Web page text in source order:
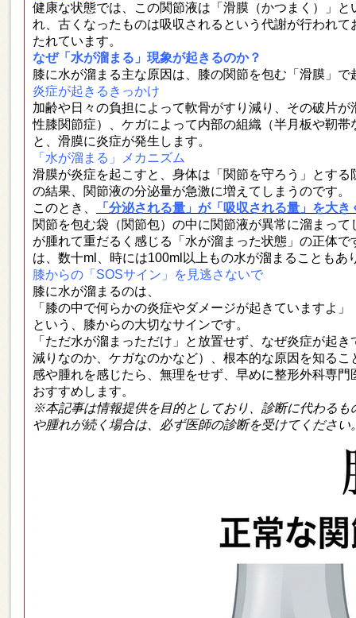
健康な状態では、この関節液は「滑膜（かつまく）」と
れ、古くなったものは吸収されるという代謝が行われて
たれています。
なぜ「水が溜まる」現象が起きるのか？
膝に水が溜まる主な原因は、膝の関節を包む「滑膜」で
炎症が起きるきっかけ
加齢や日々の負担によって軟骨がすり減り、その破片
性膝関節症）、ケガによって内部の組織（半月板や靭帯
と、滑膜に炎症が発生します。
「水が溜まる」メカニズム
滑膜が炎症を起こすと、身体は「関節を守ろう」とする
の結果、関節液の分泌量が急激に増えてしまうのです。
このとき、
「分泌される量」が「吸収される量」を大
関節を包む袋（関節包）の中に関節液が異常に溜まっ
が腫れて重だるく感じる「水が溜まった状態」の正体で
は、数十ml、時には100ml以上もの水が溜まることもあ
膝からの「SOSサイン」を見逃さないで
膝に水が溜まるのは、
「膝の中で何らかの炎症やダメージが起きていますよ」
という、膝からの大切なサインです。
「ただ水が溜まっただけ」と放置せず、なぜ炎症が起
減りなのか、ケガなのかなど）、根本的な原因を知るこ
感や腫れを感じたら、無理をせず、早めに整形外科専門
おすすめします。
※本記事は情報提供を目的としており、診断に代わるも
や腫れが続く場合は、必ず医師の診断を受けてください